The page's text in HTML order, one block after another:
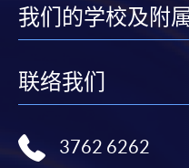
我们的学校及附
联络我们
3762 6262